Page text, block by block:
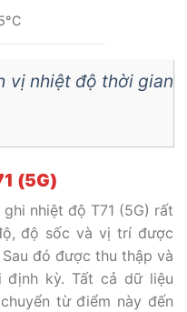
vị nhiệt độ thời gian
(5G)
nhiệt độ T71 (5G) rất
độ sốc và vị trí được
đó được thu thập và
định kỳ. Tất cả dữ liệu
từ điểm này đến